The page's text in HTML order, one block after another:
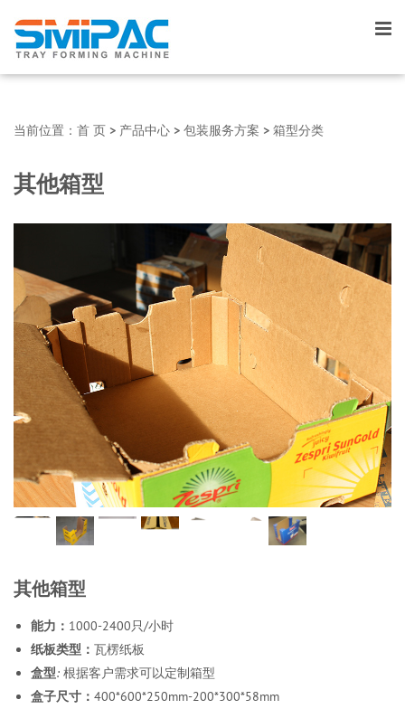
当前位置： 首 页 > 产品中心 > 包装服务方案 > 箱型分类
其他箱型
其他箱型
能力： 1000-2400只/小时
纸板类型： 瓦楞纸板
盒型: 根据客户需求可以定制箱型
盒子尺寸： 400*600*250mm-200*300*58mm